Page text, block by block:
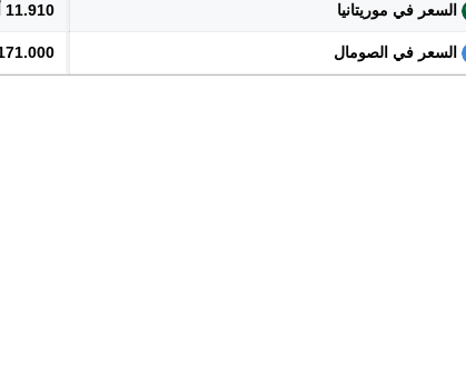
السعر في موريتانيا 11.910 أوقية
السعر في الصومال 171.000